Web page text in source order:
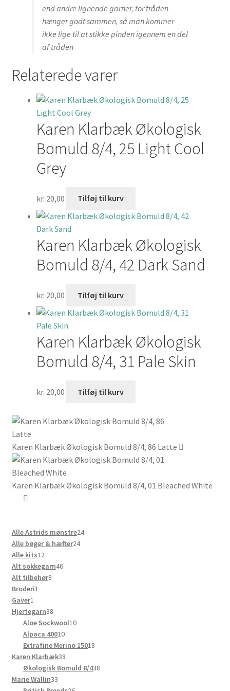
end andre lignende garner, for tråden
hænger godt sammen, så man kommer
ikke lige til at stikke pinden igennem en del
af tråden
Relaterede varer
Karen Klarbæk Økologisk
Bomuld 8/4, 25 Light Cool
Grey
kr. 20,00 Tilføj til kurv
Karen Klarbæk Økologisk
Bomuld 8/4, 42 Dark Sand
kr. 20,00 Tilføj til kurv
Karen Klarbæk Økologisk
Bomuld 8/4, 31 Pale Skin
kr. 20,00 Tilføj til kurv
Karen Klarbæk Økologisk Bomuld 8/4, 86 Latte
Karen Klarbæk Økologisk Bomuld 8/4, 01 Bleached White
Alle Astrids mønstre2424
Alle bøger & hæfter2424
Alle kits1212
varer
Alt sokkegarn4646
Alt tilbehør88
Broderi1
Gaver1
vare
Hjertegarn3838
varer
Aloe Sockwool1010
Alpaca 4001010
varer
Extrafine Merino 15018
Karen Klarbæk3838
varer
Økologisk Bomuld 8/438
Marie Wallin3333